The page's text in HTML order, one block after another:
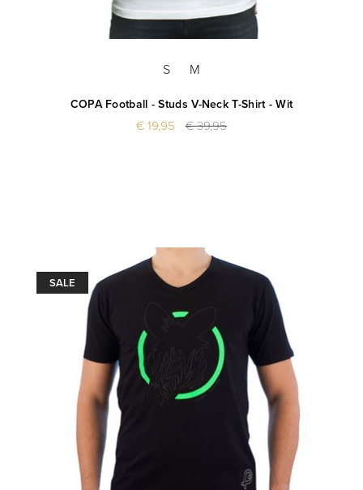
S M
COPA Football - Studs V-Neck T-Shirt - Wit
€ 19,95 € 39,95
SALE